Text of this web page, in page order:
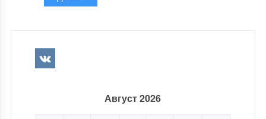
Август 2026